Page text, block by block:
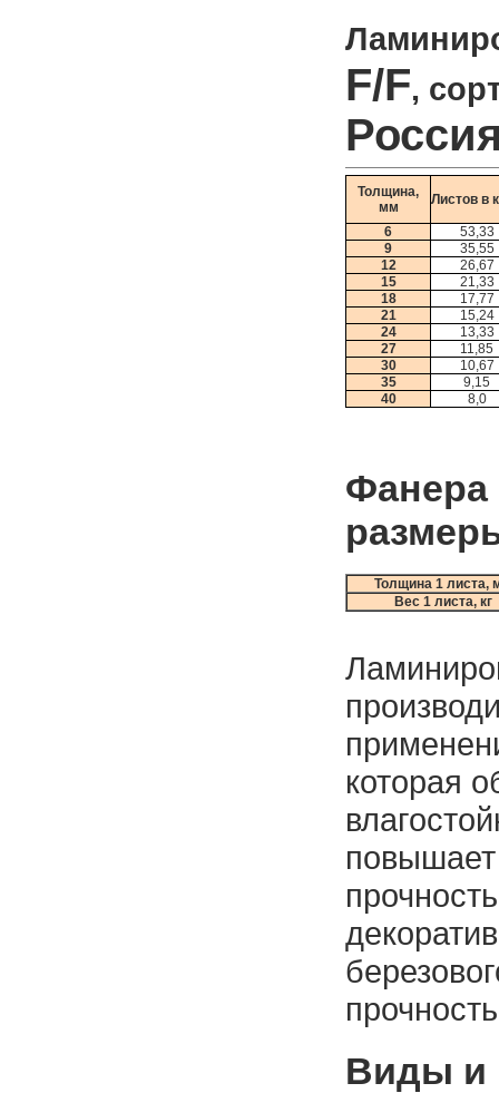
F/F,
Толщина,
мм
Листов в
6
53,33
9
35,55
12
26,67
15
21,33
18
17,77
21
15,24
24
13,33
27
11,85
30
10,67
35
9,15
40
8,0
Толщина 1 листа,
Вес 1 листа, кг
которая
повышает
Виды и